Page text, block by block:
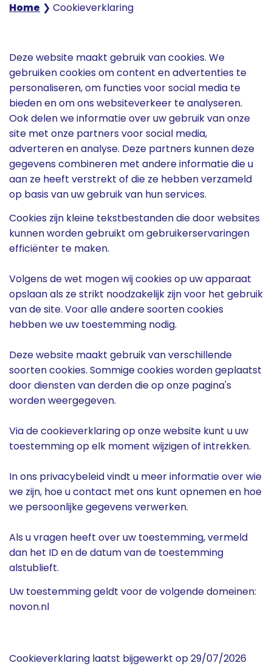
Home ❯ Cookieverklaring
Deze website maakt gebruik van cookies. We
gebruiken cookies om content en advertenties te
personaliseren, om functies voor social media te
bieden en om ons websiteverkeer te analyseren.
Ook delen we informatie over uw gebruik van onze
site met onze partners voor social media,
adverteren en analyse. Deze partners kunnen deze
gegevens combineren met andere informatie die u
aan ze heeft verstrekt of die ze hebben verzameld
op basis van uw gebruik van hun services.
Cookies zijn kleine tekstbestanden die door websites
kunnen worden gebruikt om gebruikerservaringen
efficiënter te maken.
Volgens de wet mogen wij cookies op uw apparaat
opslaan als ze strikt noodzakelijk zijn voor het gebruik
van de site. Voor alle andere soorten cookies
hebben we uw toestemming nodig.
Deze website maakt gebruik van verschillende
soorten cookies. Sommige cookies worden geplaatst
door diensten van derden die op onze pagina's
worden weergegeven.
Via de cookieverklaring op onze website kunt u uw
toestemming op elk moment wijzigen of intrekken.
In ons privacybeleid vindt u meer informatie over wie
we zijn, hoe u contact met ons kunt opnemen en hoe
we persoonlijke gegevens verwerken.
Als u vragen heeft over uw toestemming, vermeld
dan het ID en de datum van de toestemming
alstublieft.
Uw toestemming geldt voor de volgende domeinen:
novon.nl
Cookieverklaring laatst bijgewerkt op 29/07/2026